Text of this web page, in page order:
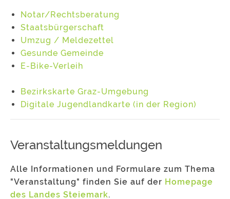
Notar/Rechtsberatung
Staatsbürgerschaft
Umzug / Meldezettel
Gesunde Gemeinde
E-Bike-Verleih
Bezirkskarte Graz-Umgebung
Digitale Jugendlandkarte (in der Region)
Veranstaltungsmeldungen
Alle Informationen und Formulare zum Thema
"Veranstaltung" finden Sie auf der Homepage
des Landes Steiemark.